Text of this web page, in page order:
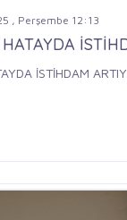
, Perşembe 12:13
İSTİHDAM